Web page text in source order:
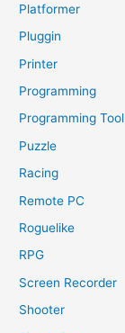
Platformer
Pluggin
Printer
Programming
Programming Tool
Puzzle
Racing
Remote PC
Roguelike
RPG
Screen Recorder
Shooter